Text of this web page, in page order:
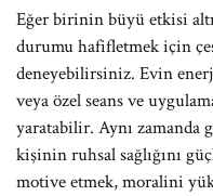
Eğer birinin büyü etkisi
durumu hafifletmek için
deneyebilirsiniz. Evin
veya özel seans ve
yaratabilir. Aynı zamanda
kişinin ruhsal sağlığını
motive etmek, moralini